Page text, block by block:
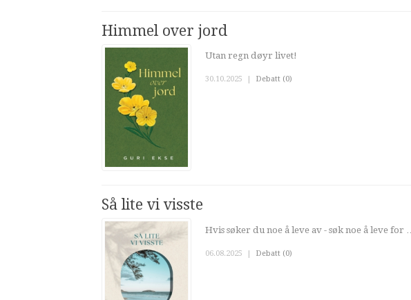
Himmel over jord
Utan regn døyr livet!
30.10.2025 Debatt (0)
Så lite vi visste
Hvis søker du noe å leve av - søk noe å leve for …
06.08.2025 | Debatt (0)